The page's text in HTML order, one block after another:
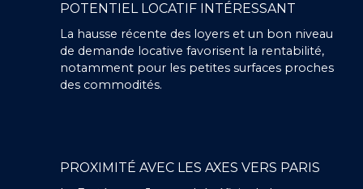
POTENTIEL LOCATIF INTÉRESSANT
La hausse récente des loyers et un bon niveau
de demande locative favorisent la rentabilité,
notamment pour les petites surfaces proches
des commodités.
PROXIMITÉ AVEC LES AXES VERS PARIS